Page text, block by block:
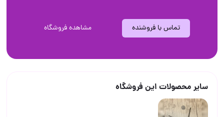
تماس با فروشنده مشاهده فروشگاه
سایر محصولات این فروشگاه